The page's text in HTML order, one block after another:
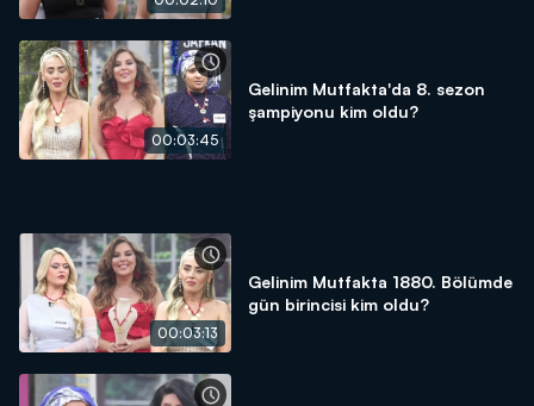
00:03:45
Gelinim Mutfakta'da 8. sezon
şampiyonu kim oldu?
00:03:13
Gelinim Mutfakta 1880. Bölümde
gün birincisi kim oldu?